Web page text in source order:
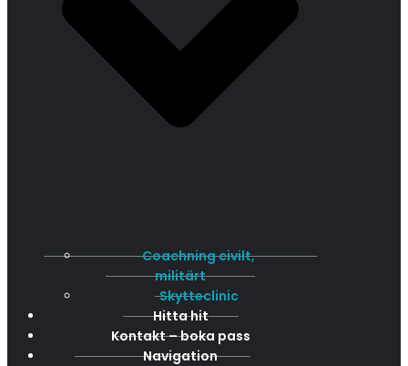
Coachning civilt,
militärt
Skytteclinic
Hitta hit
Kontakt – boka pass
Navigation